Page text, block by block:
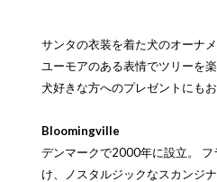
サンタの衣装を着た犬のオーナメ
ユーモアのある表情でツリーを
犬好きな方へのプレゼントにもお
Bloomingville
デンマークで2000年に設立。
け、ノスタルジックなスカンジ